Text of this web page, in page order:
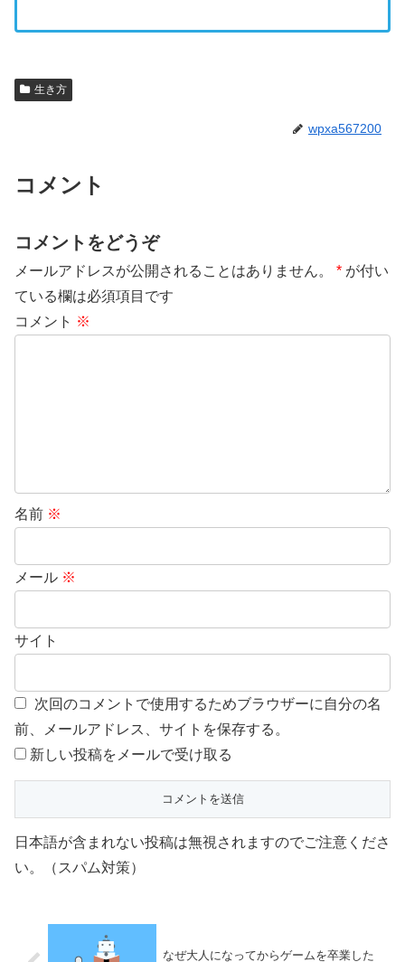
生き方
wpxa567200
コメント
コメントをどうぞ
メールアドレスが公開されることはありません。 * が付い
ている欄は必須項目です
コメント ※
名前 ※
メール ※
サイト
次回のコメントで使用するためブラウザーに自分の名
前、メールアドレス、サイトを保存する。
新しい投稿をメールで受け取る
日本語が含まれない投稿は無視されますのでご注意くださ
い。（スパム対策）
なぜ大人になってからゲームを卒業した